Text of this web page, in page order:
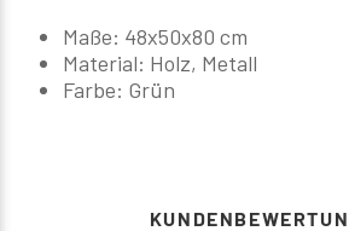
Maße: 48x50x80 cm
Material: Holz, Metall
Farbe: Grün